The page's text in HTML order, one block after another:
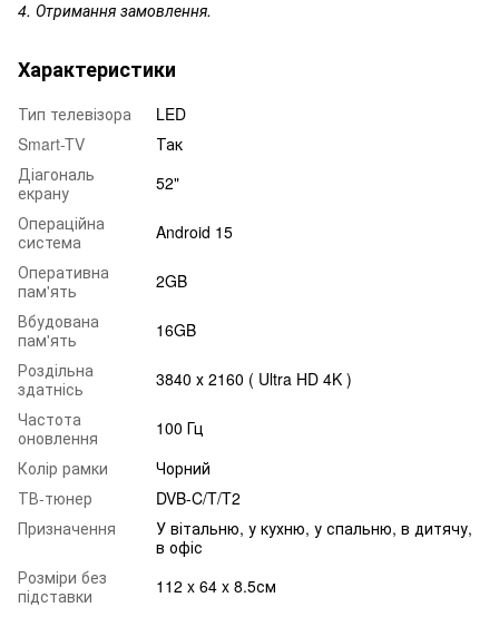
4. Отримання замовлення.
Характеристики
Тип телевізора
LED
Smart-TV
Так
Діагональ
екрану
52"
Операційна
система
Android 15
Оперативна
пам'ять
2GB
Вбудована
пам'ять
16GB
Роздільна
здатнісь
3840 х 2160 ( Ultra HD 4K )
Частота
оновлення
100 Гц
Колір рамки
Чорний
ТВ-тюнер
DVB-C/T/T2
Призначення
У вітальню, у кухню, у спальню, в дитячу,
в офіс
Розміри без
підставки
112 x 64 x 8.5см